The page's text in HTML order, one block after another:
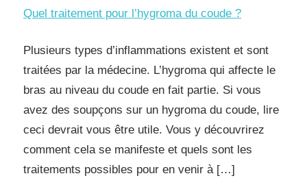
Quel traitement pour l’hygroma du coude ?
Plusieurs types d’inflammations existent et sont
traitées par la médecine. L’hygroma qui affecte le
bras au niveau du coude en fait partie. Si vous
avez des soupçons sur un hygroma du coude, lire
ceci devrait vous être utile. Vous y découvrirez
comment cela se manifeste et quels sont les
traitements possibles pour en venir à […]